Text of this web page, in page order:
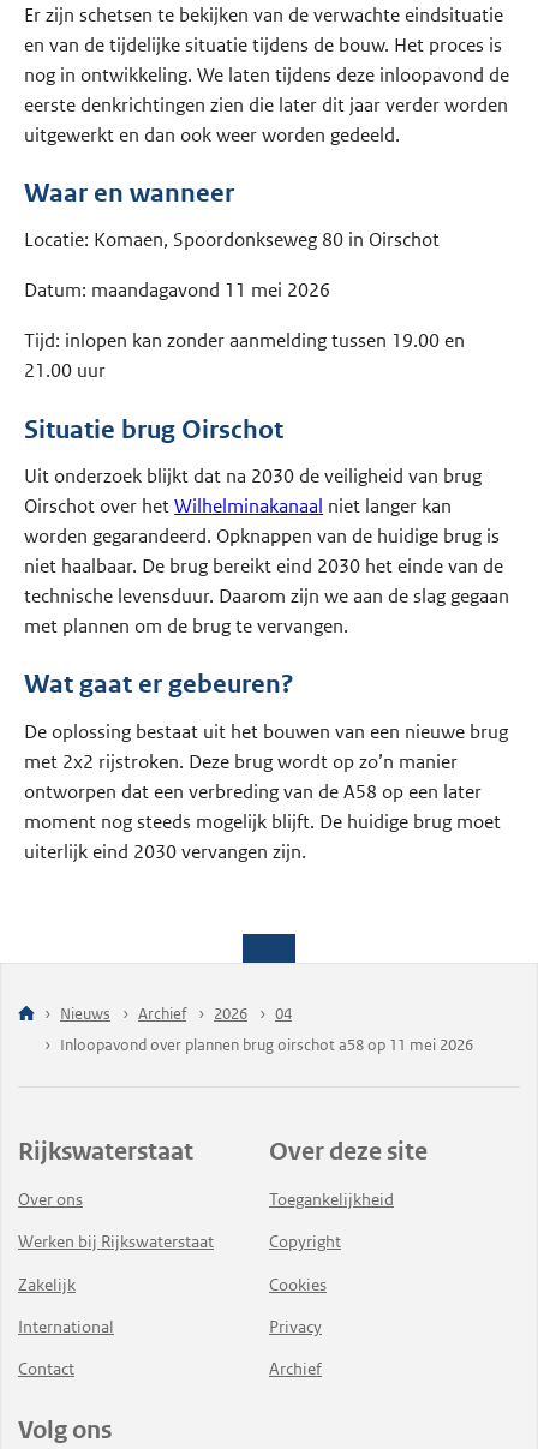
Er zijn schetsen te bekijken van de verwachte eindsituatie
en van de tijdelijke situatie tijdens de bouw. Het proces is
nog in ontwikkeling. We laten tijdens deze inloopavond de
eerste denkrichtingen zien die later dit jaar verder worden
uitgewerkt en dan ook weer worden gedeeld.
Waar en wanneer
Locatie: Komaen, Spoordonkseweg 80 in Oirschot
Datum: maandagavond 11 mei 2026
Tijd: inlopen kan zonder aanmelding tussen 19.00 en
21.00 uur
Situatie brug Oirschot
Uit onderzoek blijkt dat na 2030 de veiligheid van brug
Oirschot over hetWilhelminakanaal niet langer kan
worden gegarandeerd. Opknappen van de huidige brug is
niet haalbaar. De brug bereikt eind 2030 het einde van de
technische levensduur. Daarom zijn we aan de slag gegaan
met plannen om de brug te vervangen.
Wat gaat er gebeuren?
De oplossing bestaat uit het bouwen van een nieuwe brug
met 2x2 rijstroken. Deze brug wordt op zo’n manier
ontworpen dat een verbreding van de A58 op een later
moment nog steeds mogelijk blijft. De huidige brug moet
uiterlijk eind 2030 vervangen zijn.
Nieuws Archief 2026
04
Inloopavond over plannen brug oirschot a58 op 11 mei 2026
Rijkswaterstaat
Over ons
Werken bij Rijkswaterstaat
Zakelijk
International
Contact
Over deze site
Toegankelijkheid
Copyright
Cookies
Privacy
Archief
Volg ons